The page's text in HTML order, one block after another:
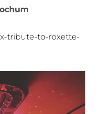
tribute-to-roxette-